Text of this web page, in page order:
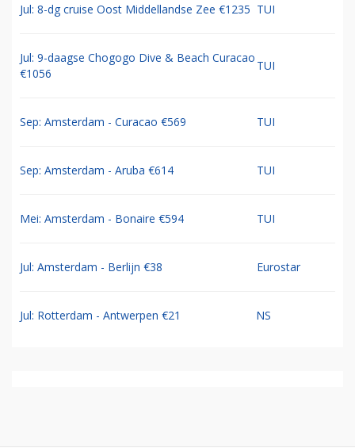
Jul: 8-dg cruise Oost Middellandse Zee €1235 TUI
Jul: 9-daagse Chogogo Dive & Beach Curacao
€1056
TUI
Sep: Amsterdam - Curacao €569 TUI
Sep: Amsterdam - Aruba €614 TUI
Mei: Amsterdam - Bonaire €594 TUI
Jul: Amsterdam - Berlijn €38 Eurostar
Jul: Rotterdam - Antwerpen €21 NS